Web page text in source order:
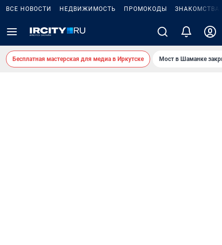
ВСЕ НОВОСТИ НЕДВИЖИМОСТЬ ПРОМОКОДЫ ЗНАКОМСТВА
Бесплатная мастерская для медиа в Иркутске Мост в Шаманке